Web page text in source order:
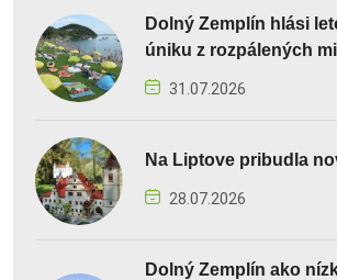
Dolný Zemplín hlási
úniku z rozpálených
31.07.2026
Na Liptove pribudla
28.07.2026
Dolný Zemplín ako